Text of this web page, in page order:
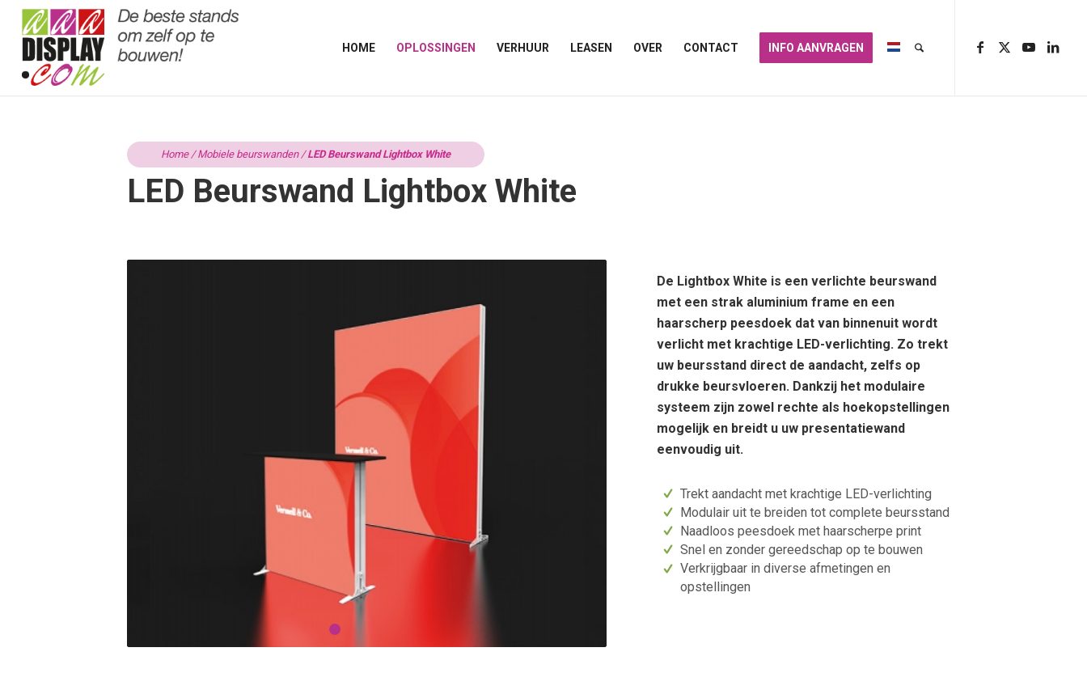
HOME OPLOSSINGEN VERHUUR LEASEN OVER CONTACT INFO AANVRAGEN
Home/Mobiele beurswanden/LED Beurswand Lightbox White
LED Beurswand Lightbox White
De Lightbox White is een verlichte beurswand
met een strak aluminium frame en een
haarscherp peesdoek dat van binnenuit wordt
verlicht met krachtige LED-verlichting. Zo trekt
uw beursstand direct de aandacht, zelfs op
drukke beursvloeren. Dankzij het modulaire
systeem zijn zowel rechte als hoekopstellingen
mogelijk en breidt u uw presentatiewand
eenvoudig uit.
Trekt aandacht met krachtige LED-verlichting
Modulair uit te breiden tot complete beursstand
Naadloos peesdoek met haarscherpe print
Snel en zonder gereedschap op te bouwen
Verkrijgbaar in diverse afmetingen en
opstellingen